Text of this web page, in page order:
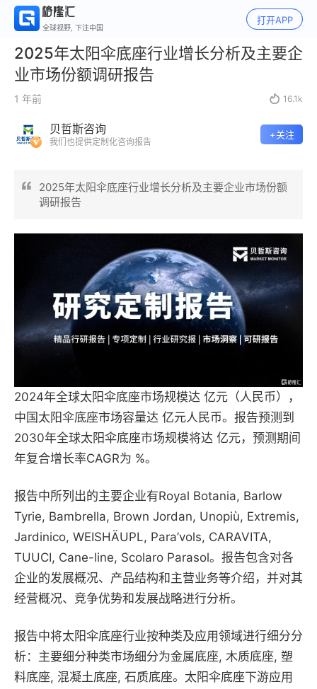
全球视野, 下注中国
打开APP
2025年太阳伞底座行业增长分析及主要企
业市场份额调研报告
1 年前  16.1k
贝哲斯咨询
我们也提供定制化咨询报告
+关注
2025年太阳伞底座行业增长分析及主要企业市场份额
调研报告
2024年全球太阳伞底座市场规模达 亿元（人民币），
中国太阳伞底座市场容量达 亿元人民币。报告预测到
2030年全球太阳伞底座市场规模将达 亿元，预测期间
年复合增长率CAGR为 %。
报告中所列出的主要企业有Royal Botania, Barlow
Tyrie, Bambrella, Brown Jordan, Unopiù, Extremis,
Jardinico, WEISHÄUPL, Para’vols, CARAVITA,
TUUCI, Cane-line, Scolaro Parasol。报告包含对各
企业的发展概况、产品结构和主营业务等介绍，并对其
经营概况、竞争优势和发展战略进行分析。
报告中将太阳伞底座行业按种类及应用领域进行细分分
析：主要细分种类市场细分为金属底座, 木质底座, 塑
料底座, 混凝土底座, 石质底座。太阳伞底座下游应用